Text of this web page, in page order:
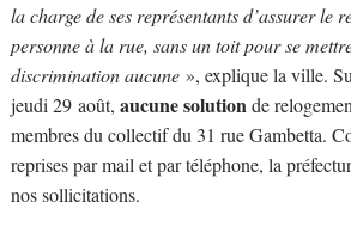
la charge de ses représentants d’assurer le
personne à la rue, sans un toit pour se
discrimination aucune», explique la ville.
jeudi 29 août, aucune solutionde
membres du collectif du 31 rue Gambetta.
reprises par mail et par téléphone, la
nos sollicitations.